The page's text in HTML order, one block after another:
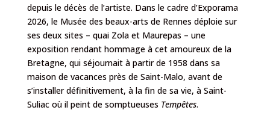
depuis le décès de l’artiste. Dans le cadre d’Exporama
2026, le Musée des beaux-arts de Rennes déploie sur
ses deux sites – quai Zola et Maurepas – une
exposition rendant hommage à cet amoureux de la
Bretagne, qui séjournait à partir de 1958 dans sa
maison de vacances près de Saint-Malo, avant de
s’installer définitivement, à la fin de sa vie, à Saint-
Suliac où il peint de somptueuses Tempêtes.